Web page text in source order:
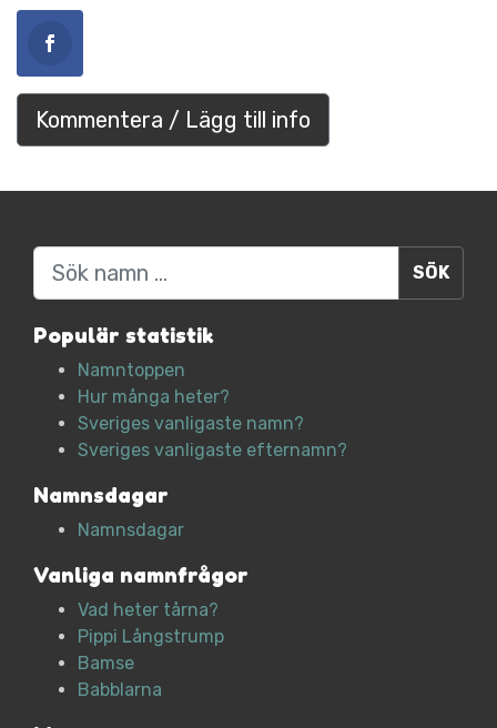
Kommentera / Lägg till info
Sök
Populär statistik
Namntoppen
Hur många heter?
Sveriges vanligaste namn?
Sveriges vanligaste efternamn?
Namnsdagar
Namnsdagar
Vanliga namnfrågor
Vad heter tårna?
Pippi Långstrump
Bamse
Babblarna